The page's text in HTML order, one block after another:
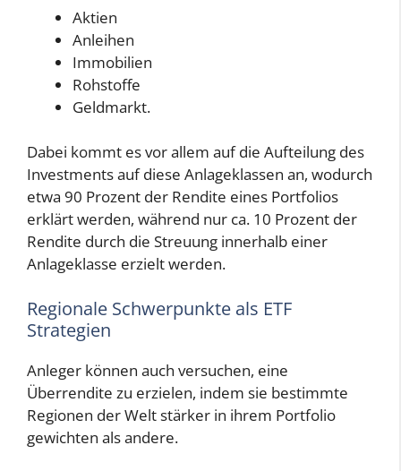
Aktien
Anleihen
Immobilien
Rohstoffe
Geldmarkt.
Dabei kommt es vor allem auf die Aufteilung des
Investments auf diese Anlageklassen an, wodurch
etwa 90 Prozent der Rendite eines Portfolios
erklärt werden, während nur ca. 10 Prozent der
Rendite durch die Streuung innerhalb einer
Anlageklasse erzielt werden.
Regionale Schwerpunkte als ETF
Strategien
Anleger können auch versuchen, eine
Überrendite zu erzielen, indem sie bestimmte
Regionen der Welt stärker in ihrem Portfolio
gewichten als andere.